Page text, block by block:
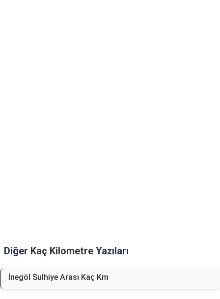
Diğer Kaç Kilometre Yazıları
İnegöl Sulhiye Arası Kaç Km